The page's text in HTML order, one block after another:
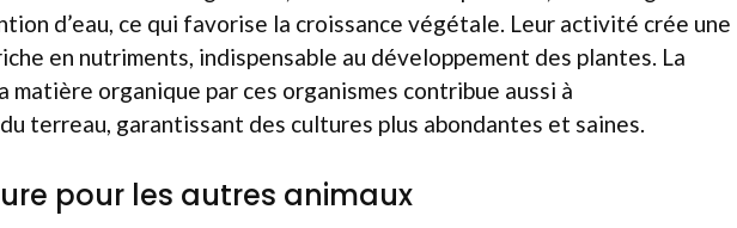
d’eau, ce qui favorise la croissance végétale. Leur activité crée une
en nutriments, indispensable au développement des plantes. La
matière organique par ces organismes contribue aussi à
terreau, garantissant des cultures plus abondantes et saines.
pour les autres animaux